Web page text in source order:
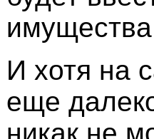
И хотя на
еще
никак не